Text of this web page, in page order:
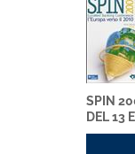
SPIN
DEL 13